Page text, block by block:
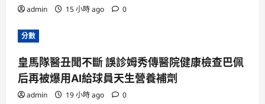
admin 15 小時 ago 0
分數
皇馬隊醫丑聞不斷 誤診姆秀傳醫院健康檢查巴佩
后再被爆用AI給球員天生營養補劑
admin 19 小時 ago 0